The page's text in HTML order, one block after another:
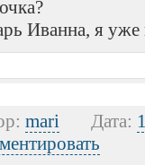
Иванна, я уже
mari Дата: